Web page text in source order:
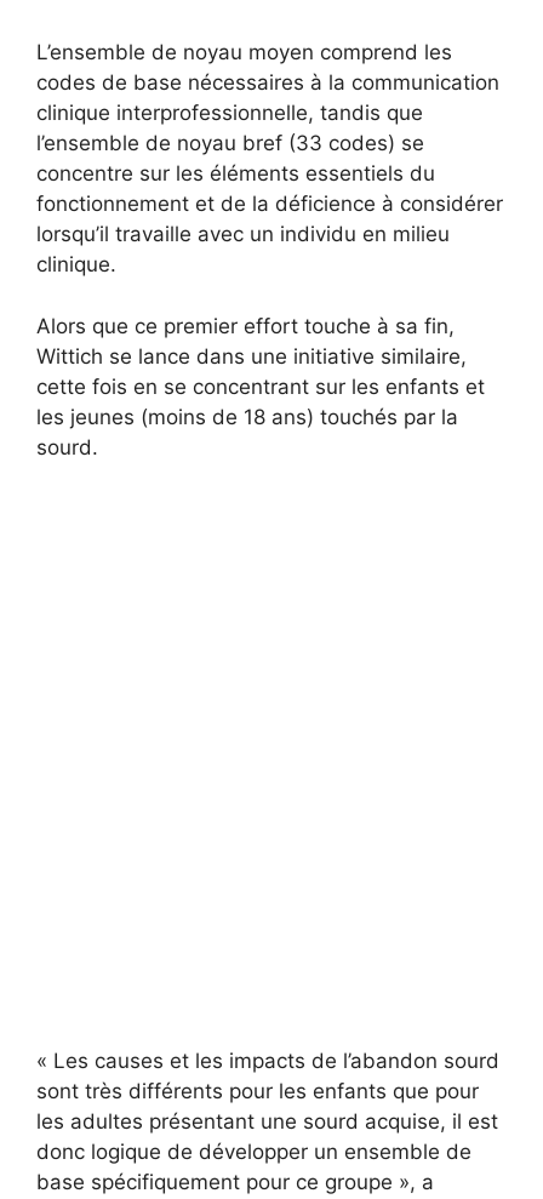
L’ensemble de noyau moyen comprend les
codes de base nécessaires à la communication
clinique interprofessionnelle, tandis que
l’ensemble de noyau bref (33 codes) se
concentre sur les éléments essentiels du
fonctionnement et de la déficience à considérer
lorsqu’il travaille avec un individu en milieu
clinique.
Alors que ce premier effort touche à sa fin,
Wittich se lance dans une initiative similaire,
cette fois en se concentrant sur les enfants et
les jeunes (moins de 18 ans) touchés par la
sourd.
« Les causes et les impacts de l’abandon sourd
sont très différents pour les enfants que pour
les adultes présentant une sourd acquise, il est
donc logique de développer un ensemble de
base spécifiquement pour ce groupe », a